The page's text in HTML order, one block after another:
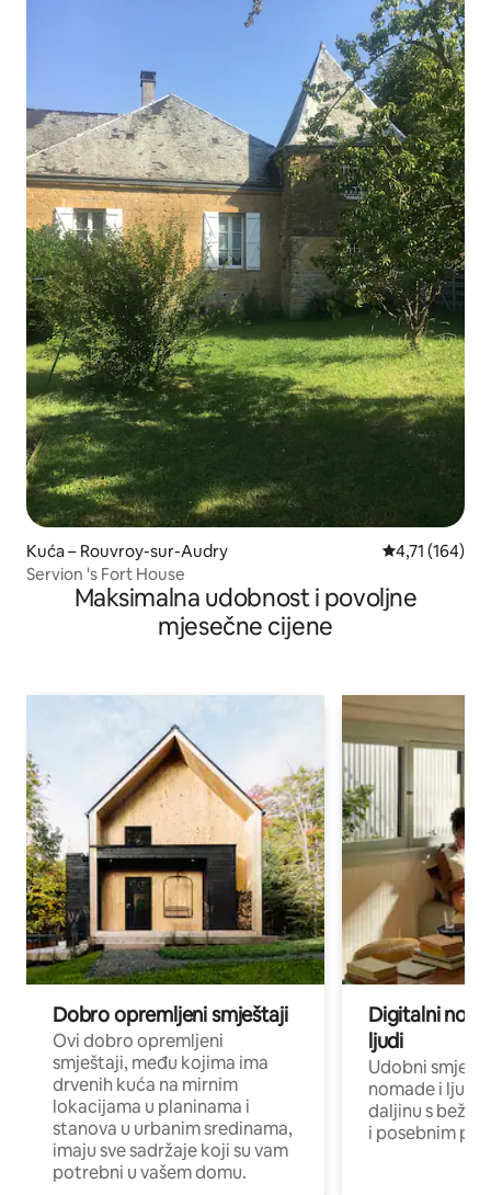
Kuća – Rouvroy-sur-Audry Prosječna
4,71 (164)
Servion 's Fort House
Maksimalna udobnost i povoljne
mjesečne cijene
Dobro opremljeni smještaji
Ovi dobro opremljeni
smještaji, među kojima ima
drvenih kuća na mirnim
lokacijama u planinama i
stanova u urbanim sredinama,
imaju sve sadržaje koji su vam
potrebni u vašem domu.
Digitalni
ljudi
Udobni
nomade i ljude
daljinu s
i posebnim